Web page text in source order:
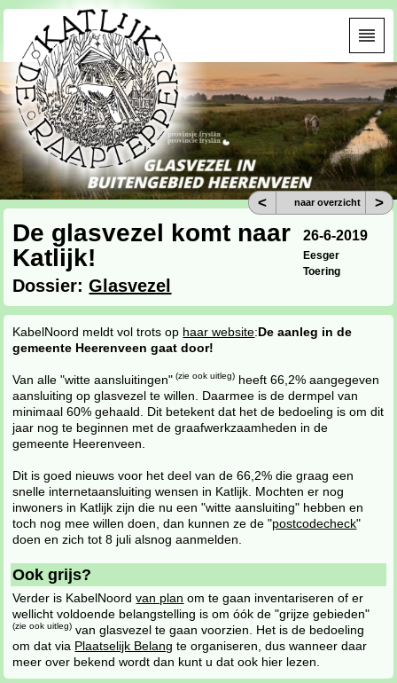
26-6-2019
Eesger
Toering
De glasvezel komt naar
Katlijk!
Dossier:Glasvezel
KabelNoord meldt vol trots op haar website:De aanleg in de
gemeente Heerenveen gaat door!
Van alle "witte aansluitingen" (zie ook uitleg) heeft 66,2% aangegeven
aansluiting op glasvezel te willen. Daarmee is de dermpel van
minimaal 60% gehaald. Dit betekent dat het de bedoeling is om dit
jaar nog te beginnen met de graafwerkzaamheden in de
gemeente Heerenveen.
Dit is goed nieuws voor het deel van de 66,2% die graag een
snelle internetaansluiting wensen in Katlijk. Mochten er nog
inwoners in Katlijk zijn die nu een "witte aansluiting" hebben en
toch nog mee willen doen, dan kunnen ze de "postcodecheck"
doen en zich tot 8 juli alsnog aanmelden.
Ook grijs?
Verder is KabelNoordvan plan om te gaan inventariseren of er
wellicht voldoende belangstelling is om óók de "grijze gebieden"
(zie ook uitleg) van glasvezel te gaan voorzien. Het is de bedoeling
om dat via Plaatselijk Belang te organiseren, dus wanneer daar
meer over bekend wordt dan kunt u dat ook hier lezen.
< naar overzicht >